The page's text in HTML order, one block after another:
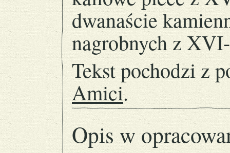
dwanaście
nagrobnych z
Tekst pochodzi z
Amici.
Opis w